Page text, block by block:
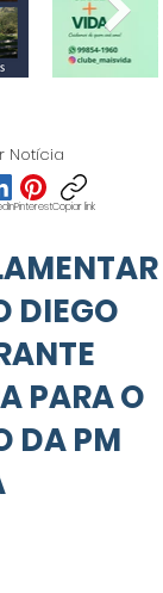
Notícia
PinterestCopiar link
DIEGO
PARA O
DA PM